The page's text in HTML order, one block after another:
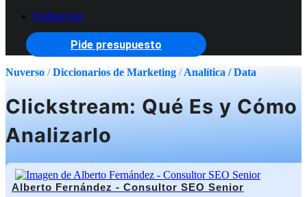
Hablemos
Pide presupuesto
Nuverso /Diccionarios de Marketing /Analítica / Data
Clickstream: Qué Es y Cómo
Analizarlo
Alberto Fernández - Consultor SEO Senior